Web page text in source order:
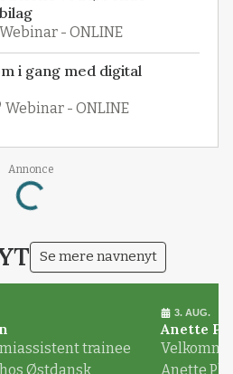
Webinar - ONLINE
i gang med digital
Webinar - ONLINE
Annonce
Loading...
Se mere navnenyt
trainee
Østdansk
3. AUG.
Anette
Anette